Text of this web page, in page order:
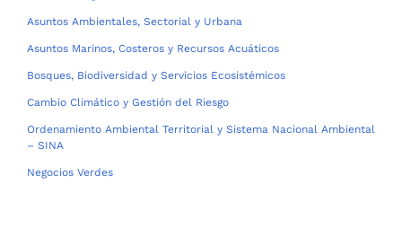
Asuntos Ambientales, Sectorial y Urbana
Asuntos Marinos, Costeros y Recursos Acuáticos
Bosques, Biodiversidad y Servicios Ecosistémicos
Cambio Climático y Gestión del Riesgo
Ordenamiento Ambiental Territorial y Sistema Nacional Ambiental
– SINA
Negocios Verdes